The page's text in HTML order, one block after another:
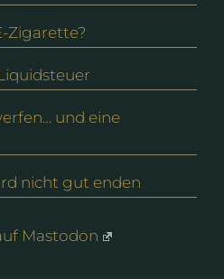
Zigarette?
und eine
nicht gut enden
Mastodon